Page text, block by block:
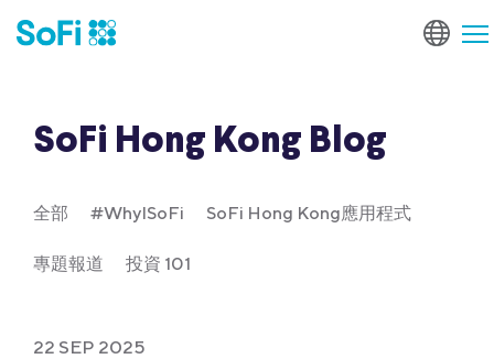
SoFi Hong Kong Blog
全部 #WhyISoFi SoFi Hong Kong應用程式
專題報道 投資 101
22 SEP 2025